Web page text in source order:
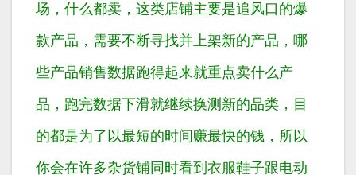
场，什么都卖，这类店铺主要是追风口的爆
款产品，需要不断寻找并上架新的产品，哪
些产品销售数据跑得起来就重点卖什么产
品，跑完数据下滑就继续换测新的品类，目
的都是为了以最短的时间赚最快的钱，所以
你会在许多杂货铺同时看到衣服鞋子跟电动